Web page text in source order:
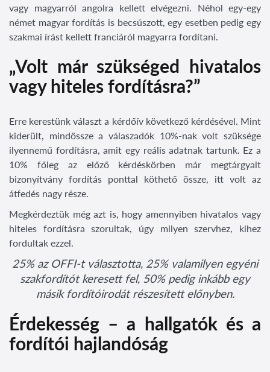
vagy magyarról angolra kellett elvégezni. Néhol egy-egy
német magyar fordítás is becsúszott, egy esetben pedig egy
szakmai írást kellett franciáról magyarra fordítani.
„Volt már szükséged hivatalos
vagy hiteles fordításra?”
Erre kerestünk választ a kérdőív következő kérdésével. Mint
kiderült, mindössze a válaszadók 10%-nak volt szüksége
ilyennemű fordításra, amit egy reális adatnak tartunk. Ez a
10% főleg az előző kérdéskörben már megtárgyalt
bizonyítvány fordítás ponttal köthető össze, itt volt az
átfedés nagy része.
Megkérdeztük még azt is, hogy amennyiben hivatalos vagy
hiteles fordításra szorultak, úgy milyen szervhez, kihez
fordultak ezzel.
25% az OFFI-t választotta, 25% valamilyen egyéni
szakfordítót keresett fel, 50% pedig inkább egy
másik fordítóirodát részesített előnyben.
Érdekesség – a hallgatók és a
fordítói hajlandóság